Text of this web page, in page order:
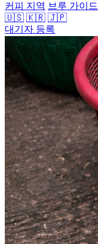
커피 지역 브루 가이드
🇺🇸 🇰🇷 🇯🇵
대기자 등록